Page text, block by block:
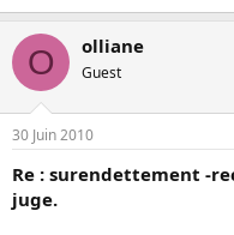
O olliane
Guest
30 Juin 2010
Re : surendettement -
juge.